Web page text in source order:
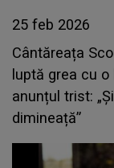
25 feb 2026
Cântăreața
luptă grea cu
anunțul trist:
dimineață”